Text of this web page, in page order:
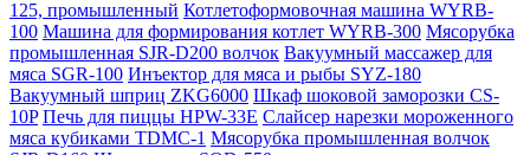
125, промышленный Котлетоформовочная машина WYRB-
100 Машина для формирования котлет WYRB-300 Мясорубка
промышленная SJR-D200 волчок Вакуумный массажер для
мяса SGR-100 Инъектор для мяса и рыбы SYZ-180
Вакуумный шприц ZKG6000 Шкаф шоковой заморозки CS-
10P Печь для пиццы HPW-33E Слайсер нарезки мороженного
мяса кубиками TDMC-1 Мясорубка промышленная волчок